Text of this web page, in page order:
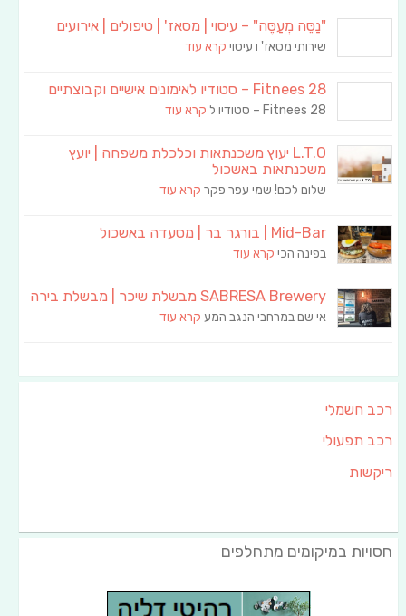
"נַסֵּה מְעַסֶּה" – עיסוי | מסאז' | טיפולים | אירועים
שירותי מסאז' ו עיסוי קרא עוד
Fitnees 28 – סטודיו לאימונים אישיים וקבוצתיים
Fitnees 28 – סטודיו ל קרא עוד
L.T.O יעוץ משכנתאות וכלכלת משפחה | יועץ
משכנתאות באשכול
שלום לכם! שמי עפר פקר קרא עוד
Mid-Bar | בורגר בר | מסעדה באשכול
בפינה הכי קרא עוד
SABRESA Brewery מבשלת שיכר | מבשלת בירה
אי שם במרחבי הנגב המע קרא עוד
רכב חשמלי
רכב תפעולי
ריקשות
חסויות במיקומים מתחלפים